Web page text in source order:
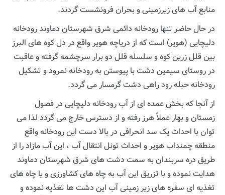
منابع آب های زیرزمینی و بحران فرونشست گردند.
در حال حاضر تنها رودخانه دائمی شرق شهرستان دماوند رودخانه
دلیچایی (هویر) است که از دریاچه هویر واقع در دل کوه های البرز
بین قلل زرین کوه و سلسله قلل دو برار سرچشمه گرفته و عاقبت
در روستای سیمین دشت با پیوستن به رودخانه نمرود و تشکیل
رودخانه حبله رود راهی دشت گرمسار می گردد.
از آنجا که بخش عمده ای از آب رودخانه دلیچایی در فصول
زمستان و بهار عملاً هرز رفته و از دسترس خارج می گردد لذا می
توان با احداث یک سد انحرافی در بالا دست این رودخانه واقع
منطقه چمنداب هویر و احداث تونل انتقال آب ، این آب مازاد را از
طریق دره سربندان به سمت دشت های شرق شهرستان دماوند
هدایت نموده و با تزریق این آب به چاه های کشاورزی و یا چاه های
تغذیه ای سفره های زیر زمینی آب این دشت ها تغذیه نموده و